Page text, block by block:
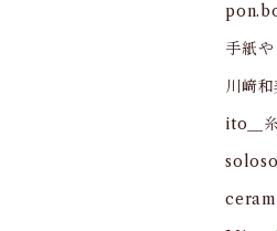
手紙や
川﨑和
ito＿糸